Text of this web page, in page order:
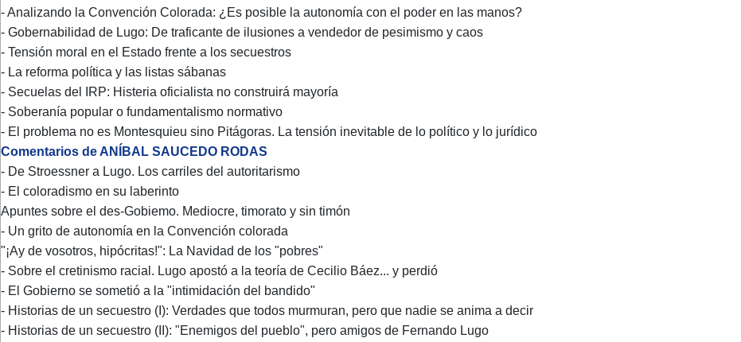
- Analizando la Convención Colorada: ¿Es posible la autonomía con el poder en las manos?
- Gobernabilidad de Lugo: De traficante de ilusiones a vendedor de pesimismo y caos
- Tensión moral en el Estado frente a los secuestros
- La reforma política y las listas sábanas
- Secuelas del IRP: Histeria oficialista no construirá mayoría
- Soberanía popular o fundamentalismo normativo
- El problema no es Montesquieu sino Pitágoras. La tensión inevitable de lo político y lo jurídico
Comentarios de ANÍBAL SAUCEDO RODAS
- De Stroessner a Lugo. Los carriles del autoritarismo
- El coloradismo en su laberinto
Apuntes sobre el des-Gobiemo. Mediocre, timorato y sin timón
- Un grito de autonomía en la Convención colorada
"¡Ay de vosotros, hipócritas!": La Navidad de los "pobres"
- Sobre el cretinismo racial. Lugo apostó a la teoría de Cecilio Báez... y perdió
- El Gobierno se sometió a la "intimidación del bandido"
- Historias de un secuestro (I): Verdades que todos murmuran, pero que nadie se anima a decir
- Historias de un secuestro (II): "Enemigos del pueblo", pero amigos de Fernando Lugo